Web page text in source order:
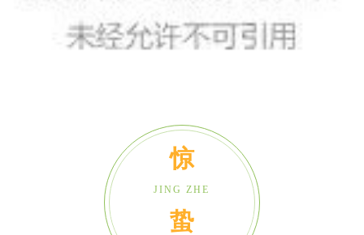
联系我们
惊
JING ZHE
蛰